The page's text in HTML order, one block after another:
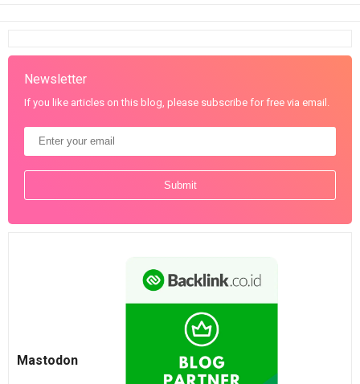
Newsletter
If you like articles on this blog, please subscribe for free via email.
Mastodon